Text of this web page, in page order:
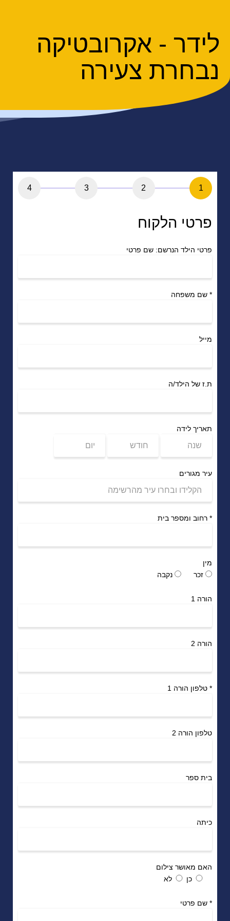
לידר - אקרובטיקה
נבחרת צעירה
1
2
3
4
פרטי הלקוח
פרטי הילד הנרשם: שם פרטי
* שם משפחה
מייל
ת.ז של הילד/ה
תאריך לידה
עיר מגורים
* רחוב ומספר בית
מין
זכר
נקבה
הורה 1
הורה 2
* טלפון הורה 1
טלפון הורה 2
בית ספר
כיתה
האם מאושר צילום
כן
לא
* שם פרטי